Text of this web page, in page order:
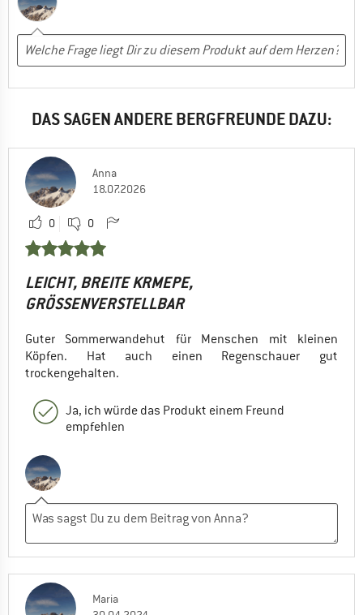
DAS SAGEN ANDERE BERGFREUNDE DAZU:
Anna
18.07.2026
0 0
LEICHT, BREITE KRMEPE,
GRÖSSENVERSTELLBAR
Guter Sommerwandehut für Menschen mit kleinen
Köpfen. Hat auch einen Regenschauer gut
trockengehalten.
Ja, ich würde das Produkt einem Freund
empfehlen
Maria